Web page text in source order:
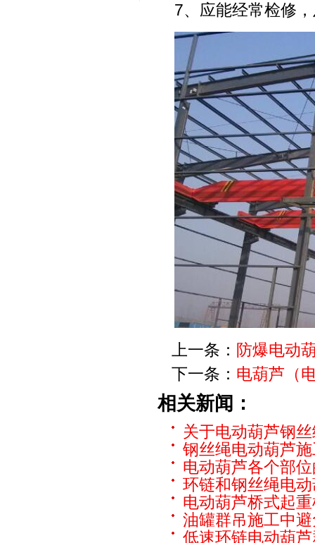
7、应能经常检修
上一条： 防爆电动
下一条： 电葫芦（
相关新闻：
关于电动葫芦钢
钢丝绳电动葫芦
电动葫芦各个部
环链和钢丝绳电
电动葫芦桥式起
油罐群吊施工中
低速环链电动葫